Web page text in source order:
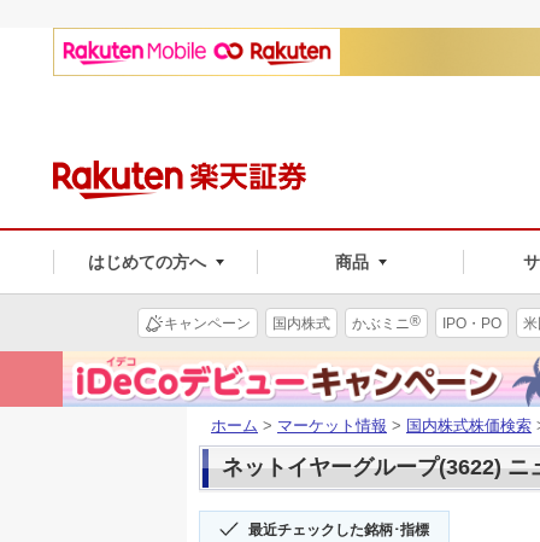
はじめての方へ 商品
キャンペーン 国内株式 かぶミニ® IPO・PO
ホーム > マーケット情報 > 国内株式株価検索
ネットイヤーグループ(3622) ニ
最近チェックした銘柄･指標